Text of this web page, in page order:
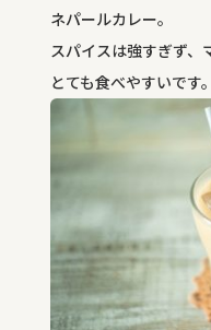
ネパールカレー。
スパイスは強すぎず、
とても食べやすいです。